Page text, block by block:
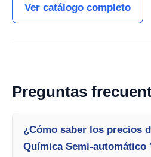
Ver catálogo completo
Preguntas
¿Cómo saber los precios
Química Semi-automático